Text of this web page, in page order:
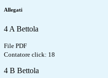
Allegati
4 A Bettola
File PDF
Contatore click: 18
4 B Bettola